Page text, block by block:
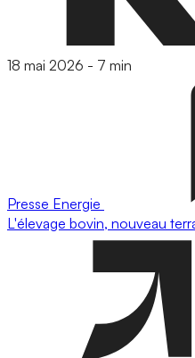
18 mai 2026 - 7 min
Presse Energie
L'élevage bovin, nouveau